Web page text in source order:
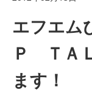
エフエム
Ｐ ＴＡ
ます！